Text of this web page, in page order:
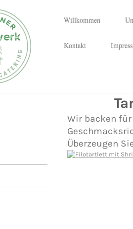
Willkommen
Kontakt
Wir backen für
Überzeugen